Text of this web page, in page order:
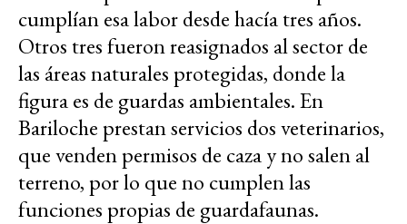
cumplían esa labor desde hacía tres años.
Otros tres fueron reasignados al sector de
las áreas naturales protegidas, donde la
figura es de guardas ambientales. En
Bariloche prestan servicios dos veterinarios,
que venden permisos de caza y no salen al
terreno, por lo que no cumplen las
funciones propias de guardafaunas.